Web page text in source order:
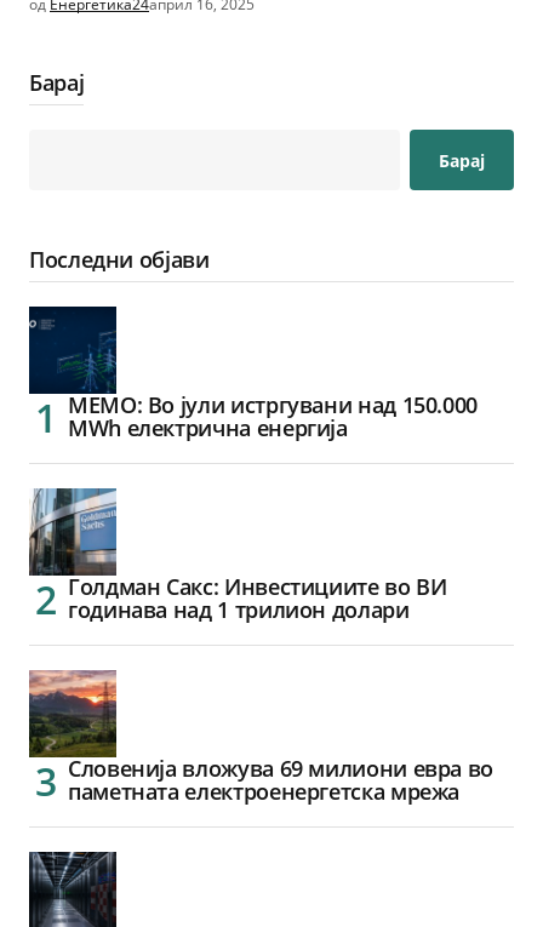
од Енергетика24април 16, 2025
Барај
Барај
Последни објави
МЕМО: Во јули истргувани над 150.000
MWh електрична енергија
Голдман Сакс: Инвестициите во ВИ
годинава над 1 трилион долари
Словенија вложува 69 милиони евра во
паметната електроенергетска мрежа